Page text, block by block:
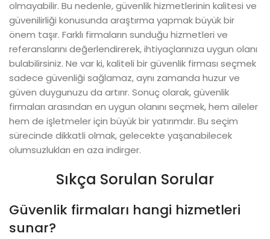
olmayabilir. Bu nedenle, güvenlik hizmetlerinin kalitesi ve
güvenilirliği konusunda araştırma yapmak büyük bir
önem taşır. Farklı firmaların sunduğu hizmetleri ve
referanslarını değerlendirerek, ihtiyaçlarınıza uygun olanı
bulabilirsiniz. Ne var ki, kaliteli bir güvenlik firması seçmek
sadece güvenliği sağlamaz, aynı zamanda huzur ve
güven duygunuzu da artırır. Sonuç olarak, güvenlik
firmaları arasından en uygun olanını seçmek, hem aileler
hem de işletmeler için büyük bir yatırımdır. Bu seçim
sürecinde dikkatli olmak, gelecekte yaşanabilecek
olumsuzlukları en aza indirger.
Sıkça Sorulan Sorular
Güvenlik firmaları hangi hizmetleri
sunar?